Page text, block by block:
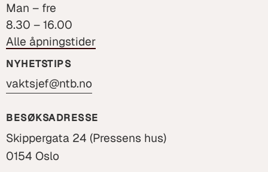
Man – fre
8.30 – 16.00
Alle åpningstider
NYHETSTIPS
vaktsjef@ntb.no
BESØKSADRESSE
Skippergata 24 (Pressens hus)
0154 Oslo